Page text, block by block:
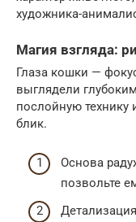
художника-
Магия взгляда:
Глаза кошки —
выглядели
послойную технику
блик.
Основа
позвольте